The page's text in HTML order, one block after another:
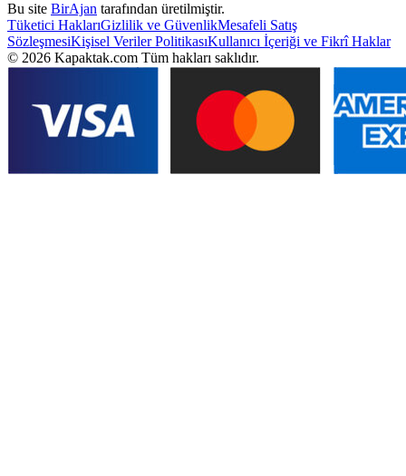
Bu site BirAjan tarafından üretilmiştir.
Tüketici HaklarıGizlilik ve GüvenlikMesafeli Satış
SözleşmesiKişisel Veriler PolitikasıKullanıcı İçeriği ve Fikrî Haklar
© 2026 Kapaktak.com Tüm hakları saklıdır.